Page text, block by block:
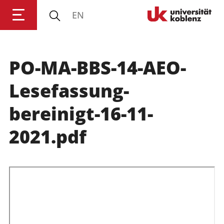
Forschung
Studium
Transfer
Universität
EN
PO-MA-BBS-14-AEO-
Lesefassung-
bereinigt-16-11-
2021.pdf